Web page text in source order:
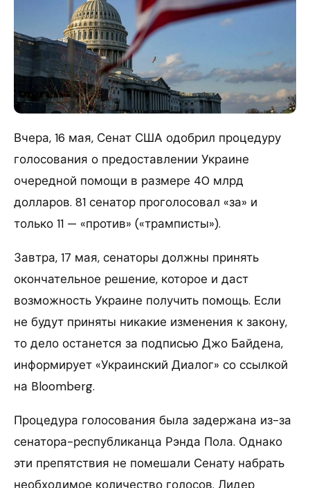
Вчера, 16 мая, Сенат США одобрил процедуру
голосования о предоставлении Украине
очередной помощи в размере 40 млрд
долларов. 81 сенатор проголосовал «за» и
только 11 — «против» («трамписты»).
Завтра, 17 мая, сенаторы должны принять
окончательное решение, которое и даст
возможность Украине получить помощь. Если
не будут приняты никакие изменения к закону,
то дело останется за подписью Джо Байдена,
информирует «Украинский Диалог» со ссылкой
на Bloomberg.
Процедура голосования была задержана из-за
сенатора-республиканца Рэнда Пола. Однако
эти препятствия не помешали Сенату набрать
необходимое количество голосов. Лидер